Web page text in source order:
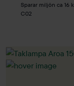
Sparar miljön ca 16
C02